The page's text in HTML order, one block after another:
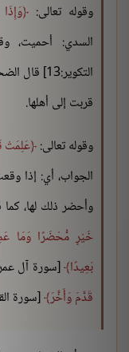
وقوله تعالى:
السدي: أحميت،
قربت إلى أهلها.
وقوله تعالى: عَلِمَتْ
الجواب، أي: إذا
وأحضر ذلك لها،
خَيْرٍ مُّحْضَرًا وَمَا
بَعِيدًا [سورة آل عمران:30]،
قَدَّمَ وَأَخَّرَ [سورة